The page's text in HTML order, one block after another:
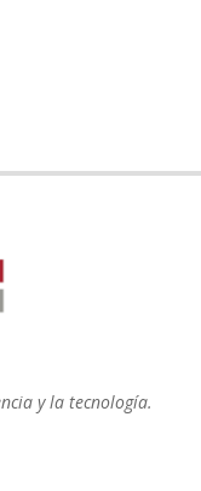
y la tecnología.